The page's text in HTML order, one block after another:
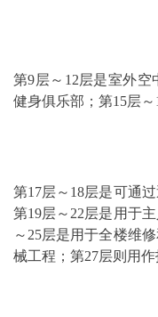
第9层～12层是室外空
健身俱乐部；第15层
第17层～18层是可通
第19层～22层是用于
～25层是用于全楼维
械工程；第27层则用作